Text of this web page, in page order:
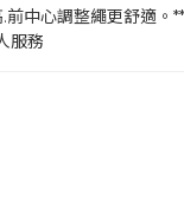
中心調整繩更舒適。
服務